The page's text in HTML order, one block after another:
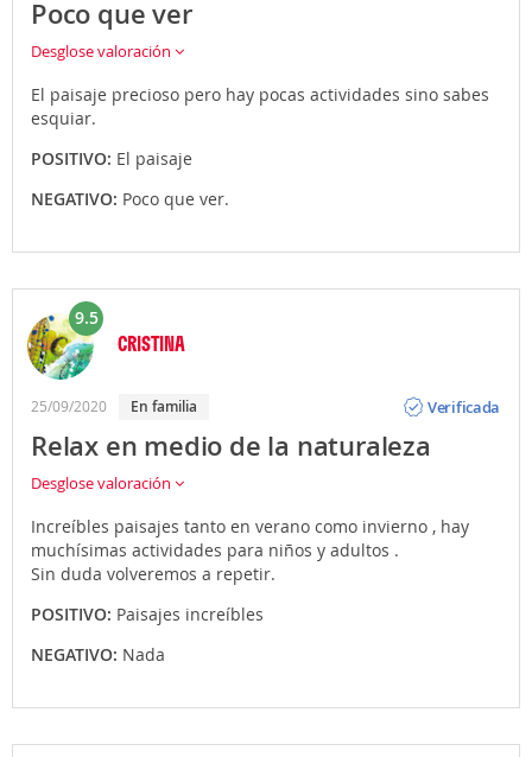
Poco que ver
Desglose valoración
El paisaje precioso pero hay pocas actividades sino sabes
esquiar.
POSITIVO: El paisaje
NEGATIVO: Poco que ver.
9.5
CRISTINA
25/09/2020 En familia
Verificada
Relax en medio de la naturaleza
Desglose valoración
Increíbles paisajes tanto en verano como invierno , hay
muchísimas actividades para niños y adultos .
Sin duda volveremos a repetir.
POSITIVO: Paisajes increíbles
NEGATIVO: Nada